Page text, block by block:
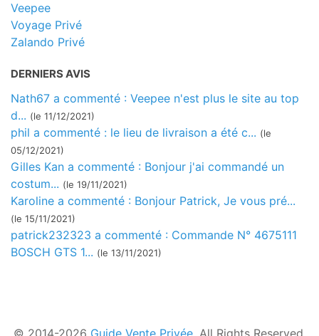
Veepee
Voyage Privé
Zalando Privé
DERNIERS AVIS
Nath67 a commenté : Veepee n'est plus le site au top
d... (le 11/12/2021)
phil a commenté : le lieu de livraison a été c... (le
05/12/2021)
Gilles Kan a commenté : Bonjour j'ai commandé un
costum... (le 19/11/2021)
Karoline a commenté : Bonjour Patrick, Je vous pré...
(le 15/11/2021)
patrick232323 a commenté : Commande N° 4675111
BOSCH GTS 1... (le 13/11/2021)